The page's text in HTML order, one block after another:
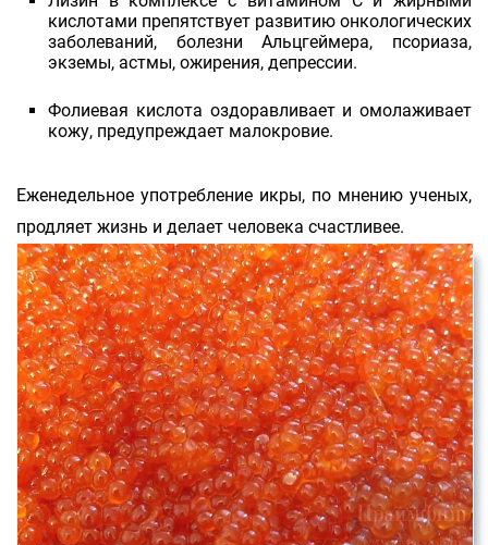
кислотами препятствует развитию онкологических
заболеваний, болезни Альцгеймера, псориаза,
экземы, астмы, ожирения, депрессии.
Фолиевая кислота оздоравливает и омолаживает
кожу, предупреждает малокровие.
Еженедельное употребление икры, по мнению ученых,
продляет жизнь и делает человека счастливее.